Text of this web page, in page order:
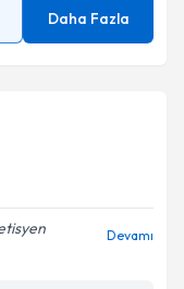
Daha Fazla
Devamı